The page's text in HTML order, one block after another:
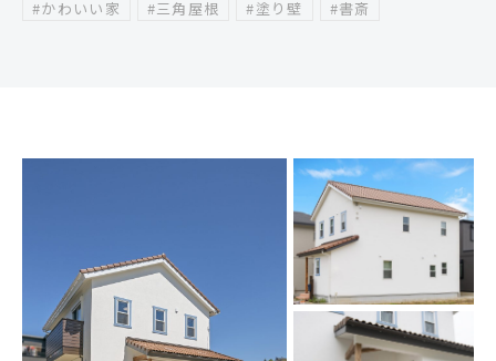
#かわいい家 #三角屋根 #塗り壁 #書斎